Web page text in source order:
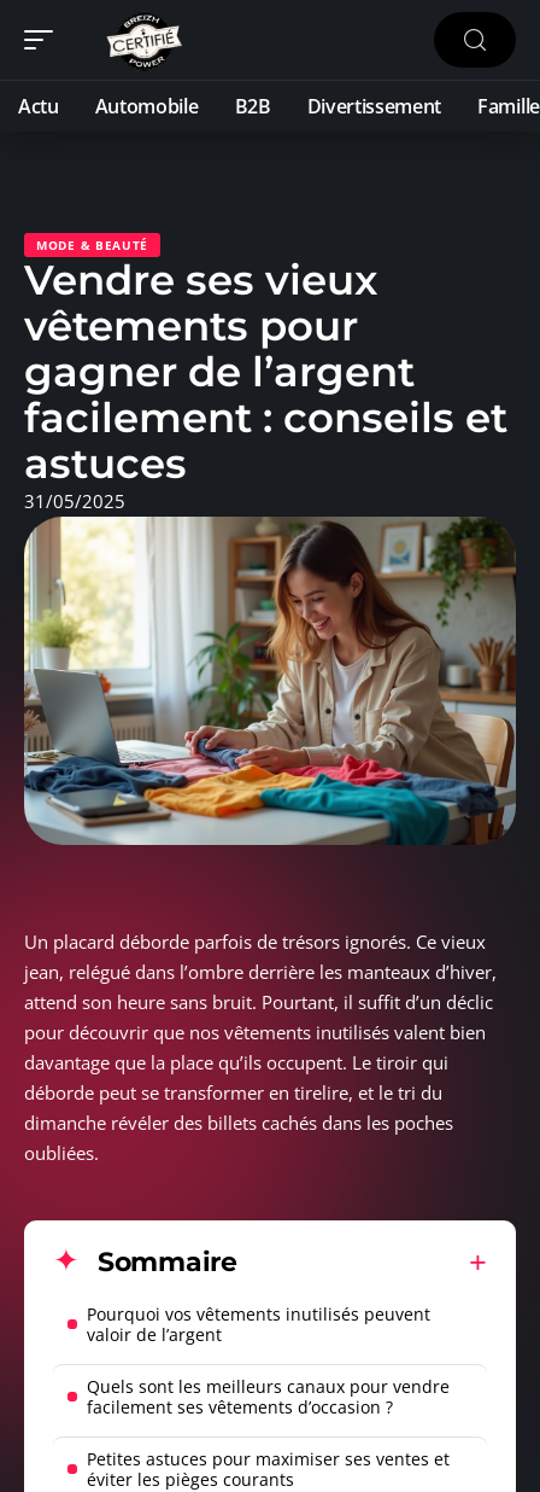
Actu Automobile B2B Divertissement Famille
MODE & BEAUTÉ
Vendre ses vieux
vêtements pour
gagner de l’argent
facilement : conseils et
astuces
31/05/2025
Un placard déborde parfois de trésors ignorés. Ce vieux
jean, relégué dans l’ombre derrière les manteaux d’hiver,
attend son heure sans bruit. Pourtant, il suffit d’un déclic
pour découvrir que nos vêtements inutilisés valent bien
davantage que la place qu’ils occupent. Le tiroir qui
déborde peut se transformer en tirelire, et le tri du
dimanche révéler des billets cachés dans les poches
oubliées.
Sommaire
Pourquoi vos vêtements inutilisés peuvent
valoir de l’argent
Quels sont les meilleurs canaux pour vendre
facilement ses vêtements d’occasion ?
Petites astuces pour maximiser ses ventes et
éviter les pièges courants